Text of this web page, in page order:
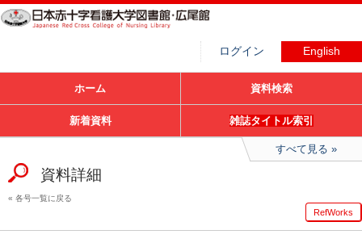
ログイン English
ホーム 資料検索
新着資料 雑誌タイトル索引
すべて見る
資料詳細
各号一覧に戻る
RefWorks